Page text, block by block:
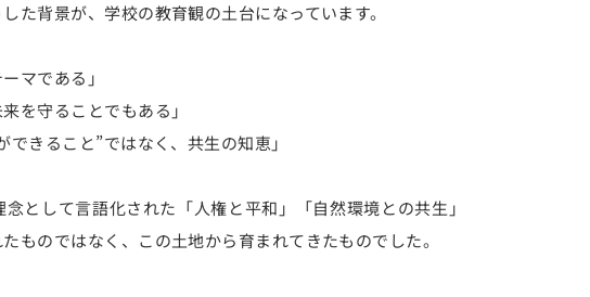
た背景が、学校の教育観の土台になっています。
マである」
を守ることでもある」
きること”ではなく、共生の知恵」
として言語化された「人権と平和」「自然環境との共生」
ものではなく、この土地から育まれてきたものでした。